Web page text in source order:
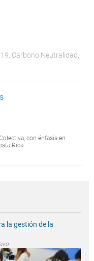
Carbono Neutralidad
con énfasis en
Rica.
la gestión de la